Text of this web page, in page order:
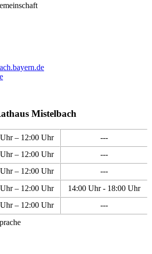
Mistelbach
– 12:00 Uhr
---
– 12:00 Uhr
---
– 12:00 Uhr
---
– 12:00 Uhr
14:00 Uhr - 18:00 Uhr
– 12:00 Uhr
---